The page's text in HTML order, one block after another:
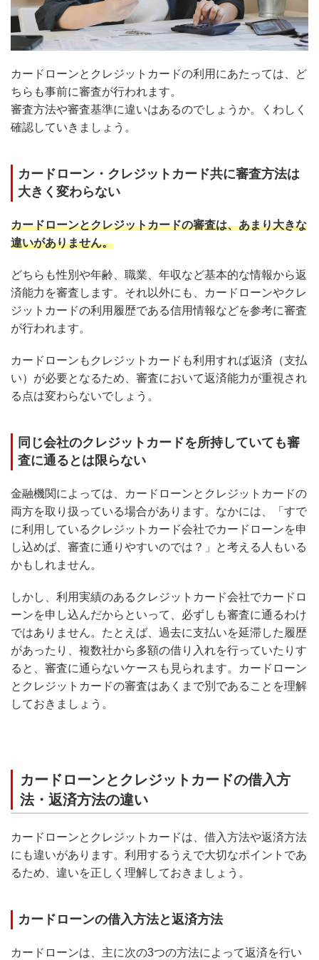
カードローンとクレジットカードの利用にあたっては、ど
ちらも事前に審査が行われます。
審査方法や審査基準に違いはあるのでしょうか。くわしく
確認していきましょう。
カードローン・クレジットカード共に審査方法は
大きく変わらない
カードローンとクレジットカードの審査は、あまり大きな
違いがありません。
どちらも性別や年齢、職業、年収など基本的な情報から返
済能力を審査します。それ以外にも、カードローンやクレ
ジットカードの利用履歴である信用情報などを参考に審査
が行われます。
カードローンもクレジットカードも利用すれば返済（支払
い）が必要となるため、審査において返済能力が重視され
る点は変わらないでしょう。
同じ会社のクレジットカードを所持していても審
査に通るとは限らない
金融機関によっては、カードローンとクレジットカードの
両方を取り扱っている場合があります。なかには、「すで
に利用しているクレジットカード会社でカードローンを申
し込めば、審査に通りやすいのでは？」と考える人もいる
かもしれません。
しかし、利用実績のあるクレジットカード会社でカードロ
ーンを申し込んだからといって、必ずしも審査に通るわけ
ではありません。たとえば、過去に支払いを延滞した履歴
があったり、複数社から多額の借り入れを行っていたりす
ると、審査に通らないケースも見られます。カードローン
とクレジットカードの審査はあくまで別であることを理解
しておきましょう。
カードローンとクレジットカードの借入方
法・返済方法の違い
カードローンとクレジットカードは、借入方法や返済方法
にも違いがあります。利用するうえで大切なポイントであ
るため、違いを正しく理解しておきましょう。
カードローンの借入方法と返済方法
カードローンは、主に次の3つの方法によって返済を行い